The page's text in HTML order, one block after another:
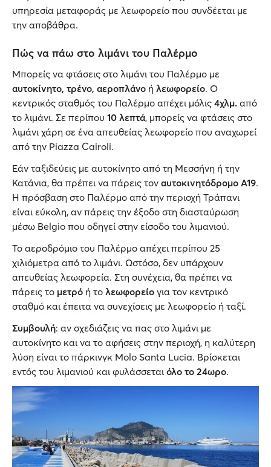
υπηρεσία μεταφοράς με λεωφορείο που συνδέεται με
την αποβάθρα.
Πώς να πάω στο λιμάνι του Παλέρμο
Μπορείς να φτάσεις στο λιμάνι του Παλέρμο με
αυτοκίνητο, τρένο, αεροπλάνο ή λεωφορείο. Ο
κεντρικός σταθμός του Παλέρμο απέχει μόλις 4χλμ. από
το λιμάνι. Σε περίπου 10 λεπτά, μπορείς να φτάσεις στο
λιμάνι χάρη σε ένα απευθείας λεωφορείο που αναχωρεί
από την Piazza Cairoli.
Εάν ταξιδεύεις με αυτοκίνητο από τη Μεσσήνη ή την
Κατάνια, θα πρέπει να πάρεις τον αυτοκινητόδρομο Α19.
Η πρόσβαση στο Παλέρμο από την περιοχή Τράπανι
είναι εύκολη, αν πάρεις την έξοδο στη διασταύρωση
μέσω Belgio που οδηγεί στην είσοδο του λιμανιού.
Το αεροδρόμιο του Παλέρμο απέχει περίπου 25
χιλιόμετρα από το λιμάνι. Ωστόσο, δεν υπάρχουν
απευθείας λεωφορεία. Στη συνέχεια, θα πρέπει να
πάρεις το μετρό ή το λεωφορείο για τον κεντρικό
σταθμό και έπειτα να συνεχίσεις με λεωφορείο ή ταξί.
Συμβουλή: αν σχεδιάζεις να πας στο λιμάνι με
αυτοκίνητο και να το αφήσεις στην περιοχή, η καλύτερη
λύση είναι το πάρκινγκ Molo Santa Lucia. Βρίσκεται
εντός του λιμανιού και φυλάσσεται όλο το 24ωρο.